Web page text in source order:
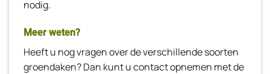
nodig.
Meer weten?
Heeft u nog vragen over de verschillende soorten
groendaken? Dan kunt u contact opnemen met de